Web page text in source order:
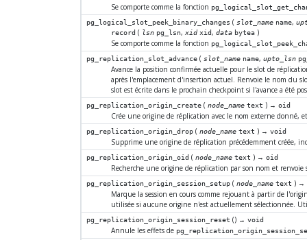
Se comporte comme la fonction
pg_logical_slot_peek_binary_changes (slot_name name,
record ( lsn pg_lsn, xid xid, data bytea)
Se comporte comme la fonction
pg_replication_slot_advance (slot_name name,upto_lsn
Avance la position confirmée actuelle pour le slot de
après l'emplacement d'insertion actuel. Renvoie le nom du
slot est écrite dans le prochain checkpoint si l'avance a été
pg_replication_origin_create (node_name text ) →oid
Crée une origine de réplication avec le nom externe
pg_replication_origin_drop (node_name text ) →void
Supprime une origine de réplication précédemment créée,
pg_replication_origin_oid (node_name text ) →oid
Recherche une origine de réplication par son nom et
pg_replication_origin_session_setup (node_name text ) →
Marque la session en cours comme rejouant à partir de
utilisée si aucune origine n'est actuellement sélectionnée.
pg_replication_origin_session_reset () →void
Annule les effets de